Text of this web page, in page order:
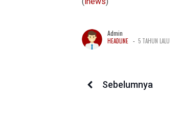
Admin
HEADLINE - 5 TAHUN LALU
Sebelumnya